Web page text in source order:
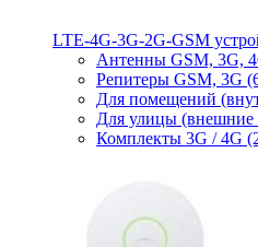
LTE-4G-3G-2G-GSM
Антенны GSM, 3G,
Репитеры GSM, 3G
Для помещений
Для улицы (внешние
Комплекты 3G / 4G